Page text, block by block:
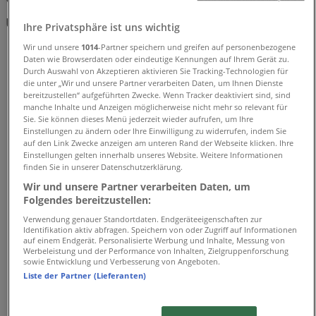
und Adressen
Tiendeo in Braunschweig»
Angebote für Kleidung, Schuhe und Accessoires in
Braunschweig»
Orsay in Braunschweig»
Orsay Geschäfte in Braunschweig
Orsay
DAMM 34, Braunschweig
153 m
Geschlossen
Ihre Privatsphäre ist uns wichtig
Wir und unsere 1014-Partner speichern und greifen auf personenbezogene
Daten wie Browserdaten oder eindeutige Kennungen auf Ihrem Gerät zu.
Durch Auswahl von Akzeptieren aktivieren Sie Tracking-Technologien für
die unter „Wir und unsere Partner verarbeiten Daten, um Ihnen Dienste
bereitzustellen“ aufgeführten Zwecke. Wenn Tracker deaktiviert sind, sind
manche Inhalte und Anzeigen möglicherweise nicht mehr so relevant für
Sie. Sie können dieses Menü jederzeit wieder aufrufen, um Ihre
Einstellungen zu ändern oder Ihre Einwilligung zu widerrufen, indem Sie
auf den Link Zwecke anzeigen am unteren Rand der Webseite klicken. Ihre
Einstellungen gelten innerhalb unseres Website. Weitere Informationen
finden Sie in unserer Datenschutzerklärung.
Wir und unsere Partner verarbeiten Daten, um
Folgendes bereitzustellen:
Verwendung genauer Standortdaten. Endgeräteeigenschaften zur
Identifikation aktiv abfragen. Speichern von oder Zugriff auf Informationen
auf einem Endgerät. Personalisierte Werbung und Inhalte, Messung von
Werbeleistung und der Performance von Inhalten, Zielgruppenforschung
sowie Entwicklung und Verbesserung von Angeboten.
Liste der Partner (Lieferanten)